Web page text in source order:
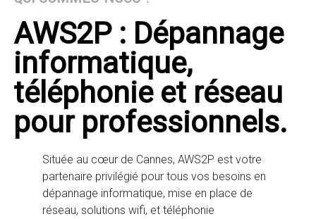
AWS2P : Dépannage
informatique,
téléphonie et réseau
pour professionnels.
Située au cœur de Cannes, AWS2P est votre
partenaire privilégié pour tous vos besoins en
dépannage informatique, mise en place de
réseau, solutions wifi, et téléphonie